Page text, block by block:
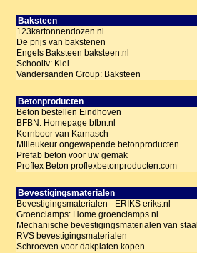
Baksteen
123kartonnendozen.nl
De prijs van bakstenen
Engels Baksteen baksteen.nl
Schooltv: Klei
Vandersanden Group: Baksteen
Betonproducten
Beton bestellen Eindhoven
BFBN: Homepage bfbn.nl
Kernboor van Karnasch
Milieukeur ongewapende betonproducten
Prefab beton voor uw gemak
Proflex Beton proflexbetonproducten.com
Bevestigingsmaterialen
Bevestigingsmaterialen - ERIKS eriks.nl
Groenclamps: Home groenclamps.nl
Mechanische bevestigingsmaterialen van staal
RVS bevestigingsmaterialen
Schroeven voor dakplaten kopen